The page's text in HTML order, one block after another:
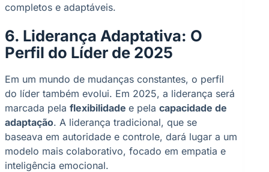
completos e adaptáveis.
6. Liderança Adaptativa: O
Perfil do Líder de 2025
Em um mundo de mudanças constantes, o perfil
do líder também evolui. Em 2025, a liderança será
marcada pela flexibilidade e pela capacidade de
adaptação. A liderança tradicional, que se
baseava em autoridade e controle, dará lugar a um
modelo mais colaborativo, focado em empatia e
inteligência emocional.